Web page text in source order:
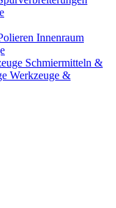
Innenraum
Schmiermitteln &
Werkzeuge &